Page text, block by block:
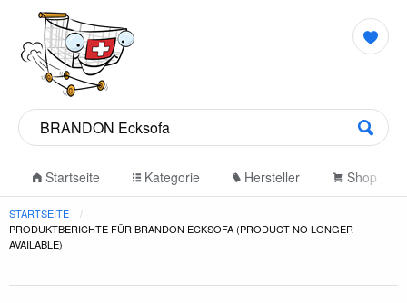
Startseite Kategorie Hersteller Shop
STARTSEITE
PRODUKTBERICHTE FÜR BRANDON ECKSOFA (PRODUCT NO LONGER
AVAILABLE)